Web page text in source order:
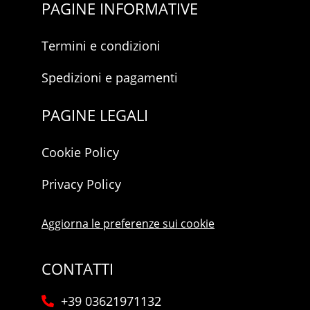
PAGINE INFORMATIVE
Termini e condizioni
Spedizioni e pagamenti
PAGINE LEGALI
Cookie Policy
Privacy Policy
Aggiorna le preferenze sui cookie
CONTATTI
+39 03621971132